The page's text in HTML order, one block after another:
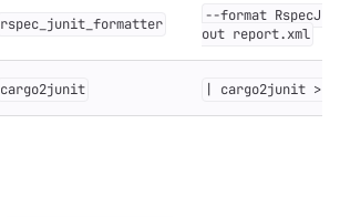
rspec_junit_formatter
--format
out report.xml
cargo2junit | cargo2junit >